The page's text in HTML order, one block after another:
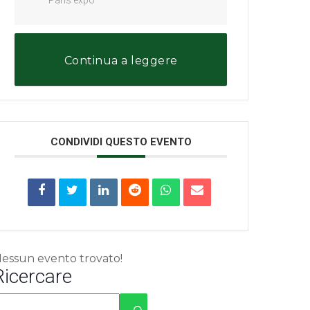
Continua a leggere
CONDIVIDI QUESTO EVENTO
evento trovato!